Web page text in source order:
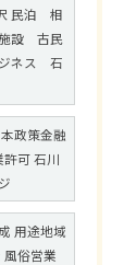
民泊 相
設 古民
ネス 石
政策金融
可 石川
用途地域
風俗営業